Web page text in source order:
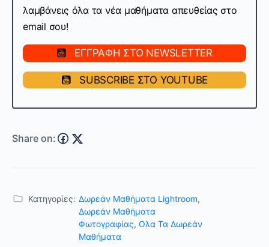
λαμβάνεις όλα τα νέα μαθήματα απευθείας στο
email σου!
ΕΓΓΡΑΦΗ ΣΤΟ NEWSLETTER
SUBSCRIBE ΣΤΟ YOUTUBE
Share on:
Κατηγορίες: Δωρεάν Μαθήματα Lightroom,
Δωρεάν Μαθήματα
Φωτογραφίας, Ολα Τα Δωρεάν
Μαθήματα